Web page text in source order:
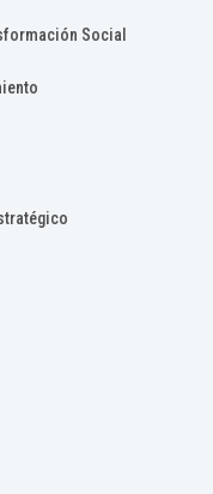
Social